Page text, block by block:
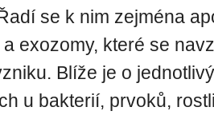
se k nim zejména
exozomy, které se
Blíže je o
u bakterií, prvoků,